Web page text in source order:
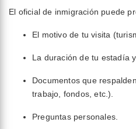
El oficial de inmigración puede
El motivo de tu visita
La duración de tu estadía
Documentos que
trabajo, fondos, etc.).
Preguntas personales.